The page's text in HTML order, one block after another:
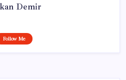
Demir
Follow Me